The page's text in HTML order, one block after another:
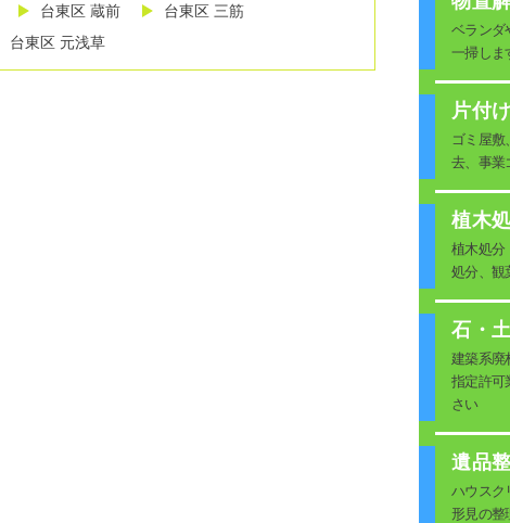
台東区 蔵前
台東区 三筋
台東区 元浅草
ベランダ
一掃しま
片付
ゴミ屋敷
去、事業
植木
植木処分
処分、観
石・
建築系廃
指定許可
さい
遺品
ハウスク
形見の整